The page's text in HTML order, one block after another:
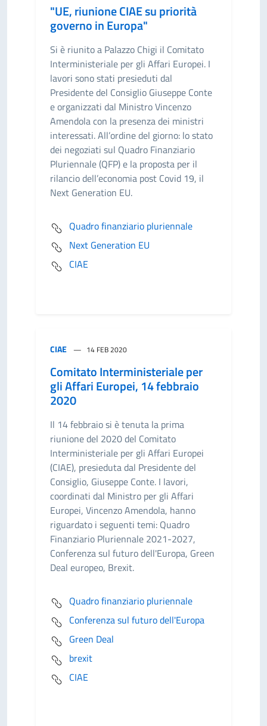
"UE, riunione CIAE su priorità
governo in Europa"
Si è riunito a Palazzo Chigi il Comitato
Interministeriale per gli Affari Europei. I
lavori sono stati presieduti dal
Presidente del Consiglio Giuseppe Conte
e organizzati dal Ministro Vincenzo
Amendola con la presenza dei ministri
interessati. All’ordine del giorno: lo stato
dei negoziati sul Quadro Finanziario
Pluriennale (QFP) e la proposta per il
rilancio dell’economia post Covid 19, il
Next Generation EU.
Quadro finanziario pluriennale
Next Generation EU
CIAE
CIAE 14 FEB 2020
Comitato Interministeriale per
gli Affari Europei, 14 febbraio
2020
Il 14 febbraio si è tenuta la prima
riunione del 2020 del Comitato
Interministeriale per gli Affari Europei
(CIAE), presieduta dal Presidente del
Consiglio, Giuseppe Conte. I lavori,
coordinati dal Ministro per gli Affari
Europei, Vincenzo Amendola, hanno
riguardato i seguenti temi: Quadro
Finanziario Pluriennale 2021-2027,
Conferenza sul futuro dell'Europa, Green
Deal europeo, Brexit.
Quadro finanziario pluriennale
Conferenza sul futuro dell'Europa
Green Deal
brexit
CIAE